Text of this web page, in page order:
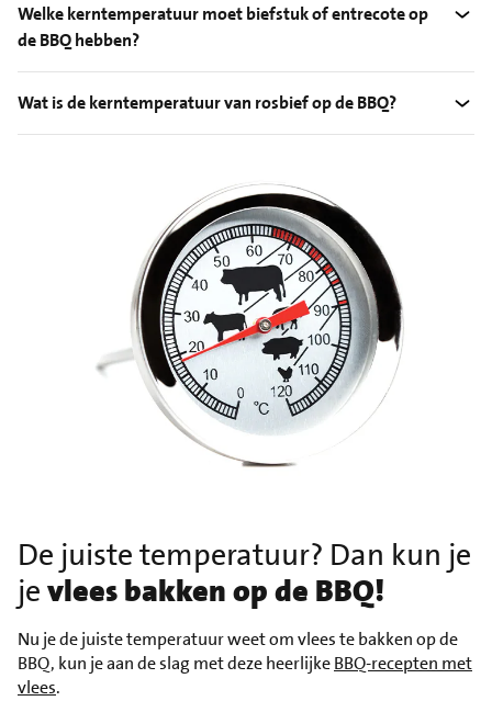
Welke kerntemperatuur moet biefstuk of entrecote op
de BBQ hebben?
Wat is de kerntemperatuur van rosbief op de BBQ?
De juiste temperatuur? Dan kun je
jevlees bakken op de BBQ!
Nu je de juiste temperatuur weet om vlees te bakken op de
BBQ, kun je aan de slag met deze heerlijkeBBQ-recepten met
vlees.